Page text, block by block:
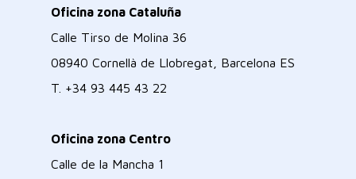
Oficina zona Cataluña
Calle Tirso de Molina 36
08940 Cornellà de Llobregat, Barcelona ES
T. +34 93 445 43 22
Oficina zona Centro
Calle de la Mancha 1